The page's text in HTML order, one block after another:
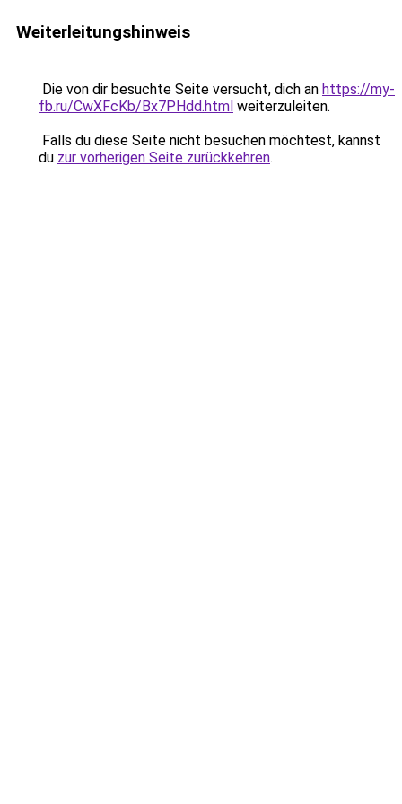
Weiterleitungshinweis
Die von dir besuchte Seite versucht, dich an https://my-
fb.ru/CwXFcKb/Bx7PHdd.html weiterzuleiten.
Falls du diese Seite nicht besuchen möchtest, kannst
du zur vorherigen Seite zurückkehren.